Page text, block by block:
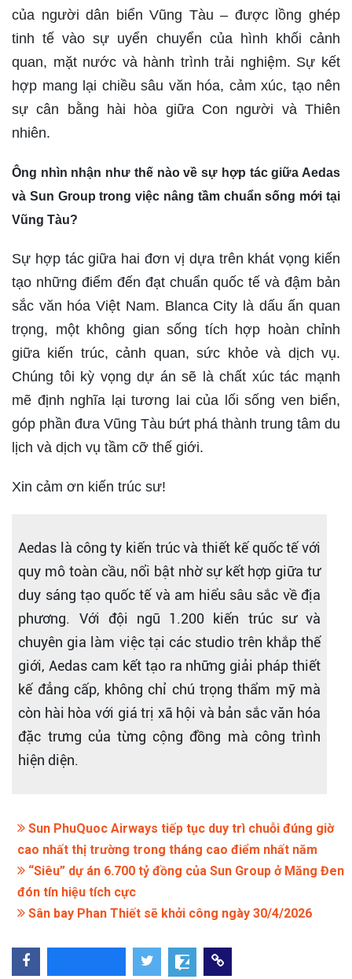
của người dân biển Vũng Tàu – được lồng ghép
tinh tế vào sự uyển chuyển của hình khối cảnh
quan, mặt nước và hành trình trải nghiệm. Sự kết
hợp mang lại chiều sâu văn hóa, cảm xúc, tạo nên
sự cân bằng hài hòa giữa Con người và Thiên
nhiên.
Ông nhìn nhận như thế nào về sự hợp tác giữa Aedas
và Sun Group trong việc nâng tầm chuẩn sống mới tại
Vũng Tàu?
Sự hợp tác giữa hai đơn vị dựa trên khát vọng kiến
tạo những điểm đến đạt chuẩn quốc tế và đậm bản
sắc văn hóa Việt Nam. Blanca City là dấu ấn quan
trọng, một không gian sống tích hợp hoàn chỉnh
giữa kiến trúc, cảnh quan, sức khỏe và dịch vụ.
Chúng tôi kỳ vọng dự án sẽ là chất xúc tác mạnh
mẽ định nghĩa lại tương lai của lối sống ven biển,
góp phần đưa Vũng Tàu bứt phá thành trung tâm du
lịch và dịch vụ tầm cỡ thế giới.
Xin cảm ơn kiến trúc sư!
Aedas là công ty kiến trúc và thiết kế quốc tế với
quy mô toàn cầu, nổi bật nhờ sự kết hợp giữa tư
duy sáng tạo quốc tế và am hiểu sâu sắc về địa
phương. Với đội ngũ 1.200 kiến trúc sư và
chuyên gia làm việc tại các studio trên khắp thế
giới, Aedas cam kết tạo ra những giải pháp thiết
kế đẳng cấp, không chỉ chú trọng thẩm mỹ mà
còn hài hòa với giá trị xã hội và bản sắc văn hóa
đặc trưng của từng cộng đồng mà công trình
hiện diện.
Sun PhuQuoc Airways tiếp tục duy trì chuỗi đúng giờ
cao nhất thị trường trong tháng cao điểm nhất năm
“Siêu” dự án 6.700 tỷ đồng của Sun Group ở Măng Đen
đón tín hiệu tích cực
Sân bay Phan Thiết sẽ khởi công ngày 30/4/2026